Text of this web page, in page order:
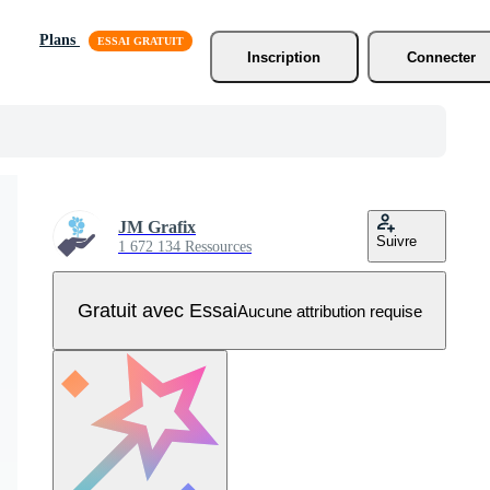
Plans
Inscription
Connecter
JM Grafix
1 672 134 Ressources Suivre
Gratuit avec EssaiAucune attribution requise